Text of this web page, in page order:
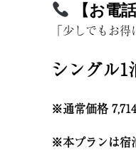
【お電
「少しでもお
シングル
※通常価格
※本プランは宿